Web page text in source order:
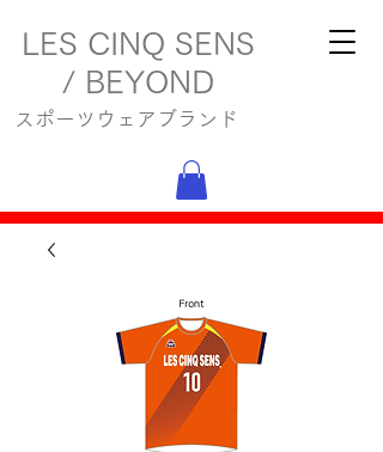
LES CINQ SENS
/ BEYOND
スポーツウェアブランド